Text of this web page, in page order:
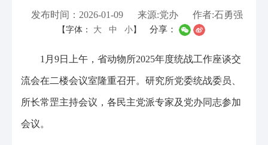
发布时间：2026-01-09 来源:党办 作者:石勇强
【字体： 大 中 小】 分享：
1月9日上午，省动物所2025年度统战工作座谈交
流会在二楼会议室隆重召开。研究所党委统战委员、
所长常罡主持会议，各民主党派专家及党办同志参加
会议。